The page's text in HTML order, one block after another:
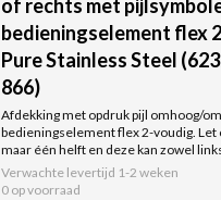
of rechts met
bedieningselement flex
Pure Stainless Steel
866)
Afdekking met opdruk pijl omhoog/
bedieningselement flex 2-voudig. Let
maar één helft en deze kan zowel
gebruikt worden. Indien 2 helften met
gewenst zijn dan dienen er 2 besteld
Verwachte levertijd 1-2 weken
0 op voorraad